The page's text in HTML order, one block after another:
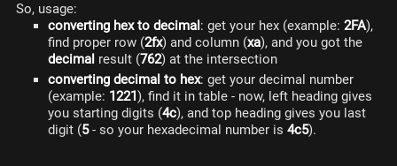
So, usage:
converting hex to decimal: get your hex (example: 2FA),
find proper row (2fx) and column (xa), and you got the
decimal result (762) at the intersection
converting decimal to hex: get your decimal number
(example: 1221), find it in table - now, left heading gives
you starting digits (4c), and top heading gives you last
digit (5- so your hexadecimal number is 4c5).